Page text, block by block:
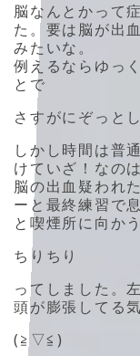
脳なんとかって
た。要は脳が出
みたいな。
例えるならゆっ
とで
さすがにぞっと
しかし時間は普
けていざ！なの
脳の出血疑われ
ーと最終練習で
と喫煙所に向かう
ちりちり
ってしました。
頭が膨張してる
(≧▽≦)